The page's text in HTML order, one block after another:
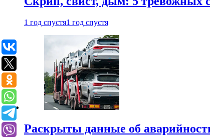
1 год спустя1 год спустя
Раскрыты данные об